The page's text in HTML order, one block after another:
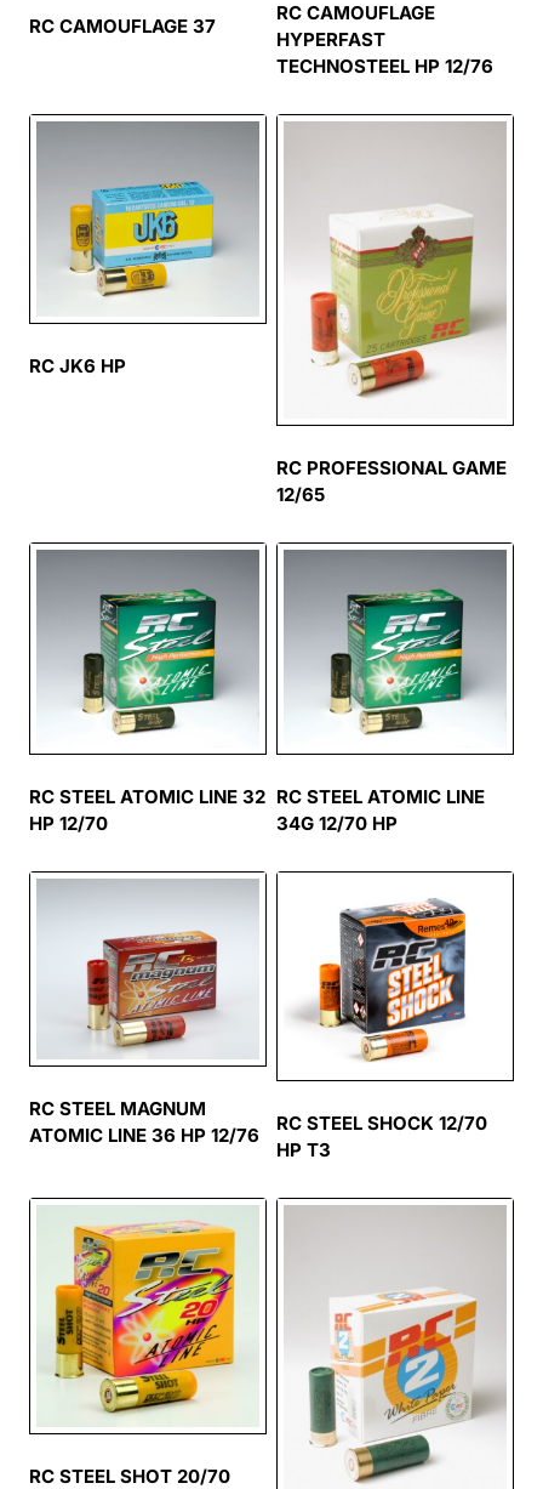
RC CAMOUFLAGE 37
RC CAMOUFLAGE
HYPERFAST
TECHNOSTEEL HP 12/76
RC JK6 HP
RC PROFESSIONAL GAME
12/65
RC STEEL ATOMIC LINE 32
HP 12/70
RC STEEL ATOMIC LINE
34G 12/70 HP
RC STEEL MAGNUM
ATOMIC LINE 36 HP 12/76
RC STEEL SHOCK 12/70
HP T3
RC STEEL SHOT 20/70